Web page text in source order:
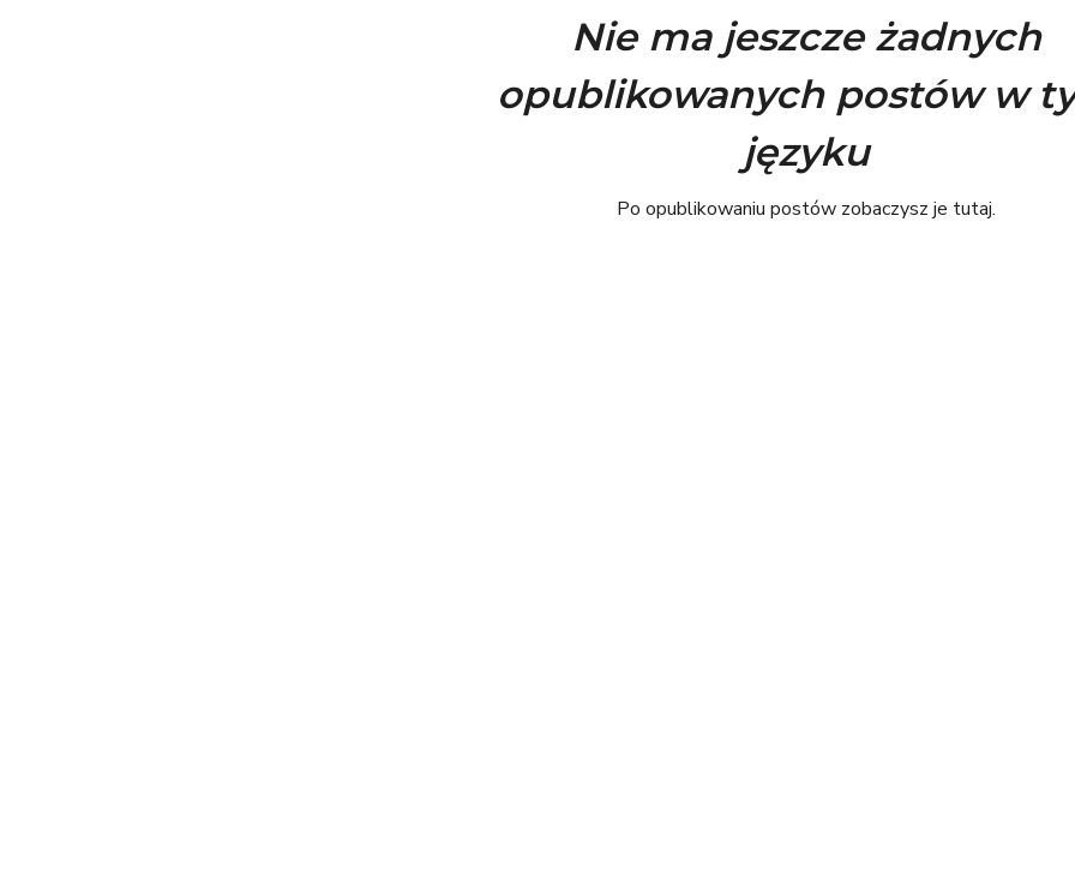
Nie ma jeszcze żadnych
opublikowanych postów w
języku
Po opublikowaniu postów zobaczysz je tutaj.